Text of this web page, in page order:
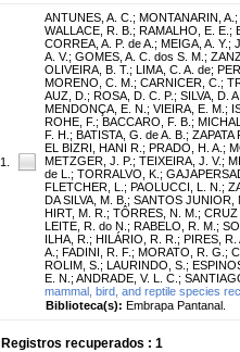
1.
ANTUNES, A. C. ; MONTANARIN, A. ;
WALLACE, R. B. ; RAMALHO, E. E. ;
CORREA, A. P. de A. ; MEIGA, A. Y. ;
A. V.; GOMES, A. C. dos S. M. ;
OLIVEIRA, B. T. ; LIMA, C. A. de;
MORENO, C. M. ; CARNICER, C. ;
AUZ, D. ; ROSA, D. C. P. ; SILVA, D.
MENDONÇA, E. N. ; VIEIRA, E. M. ;
ROHE, F. ; BACCARO, F. B. ;
F. H. ; BATISTA, G. de A. B. ; ZAPATA
EL BIZRI, HANI R. ; PRADO, H. A. ;
METZGER, J. P. ; TEIXEIRA, J. V.;
de L. ; TORRALVO, K. ;
FLETCHER, L. ; PAOLUCCI, L. N. ;
DA SILVA, M. B. ; SANTOS JUNIOR,
HIRT, M. R. ; TÔRRES, N. M. ; CRUZ
LEITE, R. do N. ; RABELO, R. M. ;
ILHA, R. ; HILÁRIO, R. R. ; PIRES, R.
A. ; FADINI, R. F. ; MORATO, R. G. ;
ROLIM, S. ; LAURINDO, S. ;
E. N. ; ANDRADE, V. L. C. ;
mammal, bird, and reptile species
Biblioteca(s): Embrapa Pantanal.
Registros recuperados : 1